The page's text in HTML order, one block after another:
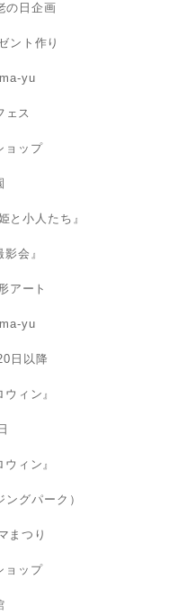
日企画
ント作り
yu
ス
ョップ
小人たち』
会』
アート
yu
日以降
ィン』
ィン』
グパーク）
つり
ョップ